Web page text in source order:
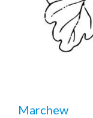
Marchew